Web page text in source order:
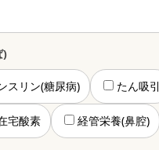
)
スリン(糖尿病) たん吸引
宅酸素 経管栄養(鼻腔)